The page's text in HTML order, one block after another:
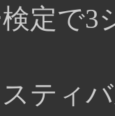
定で3
ティ